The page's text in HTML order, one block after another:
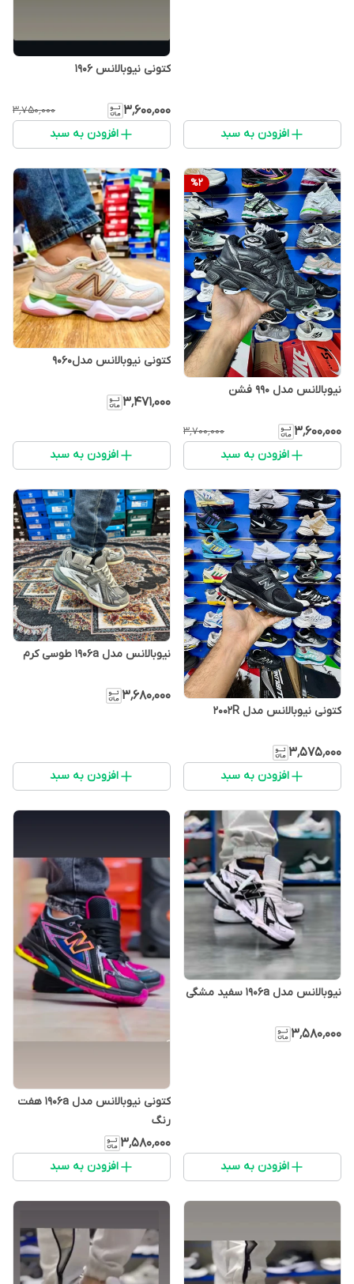
افزودن به سبد
کتونی نیوبالانس 1906
۳٬۶۰۰٬۰۰۰ ۳٬۷۵۰٬۰۰۰
افزودن به سبد
%2
نیوبالانس مدل 990 فشن
۳٬۶۰۰٬۰۰۰ ۳٬۷۰۰٬۰۰۰
افزودن به سبد
کتونی نیوبالانس مدل9060
۳٬۴۷۱٬۰۰۰
افزودن به سبد
کتونی نیوبالانس مدل 2002R
۳٬۵۷۵٬۰۰۰
افزودن به سبد
نیوبالانس مدل 1906a طوسی کرم
۳٬۶۸۰٬۰۰۰
افزودن به سبد
نیوبالانس مدل 1906a سفید مشگی
۳٬۵۸۰٬۰۰۰
افزودن به سبد
کتونی نیوبالانس مدل 1906a هفت
رنگ
۳٬۵۸۰٬۰۰۰
افزودن به سبد